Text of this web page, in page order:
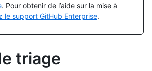
. Pour obtenir de l’aide sur la mise à
le support GitHub Enterprise.
triage